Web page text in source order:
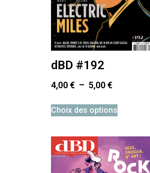
dBD #192
4,00€ – 5,00€
Choix des options